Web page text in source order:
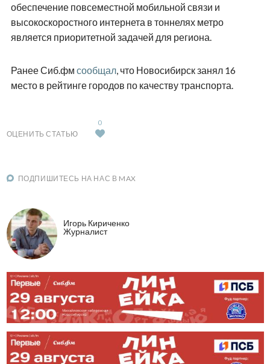
обеспечение повсеместной мобильной связи и
высокоскоростного интернета в тоннелях метро
является приоритетной задачей для региона.
Ранее Сиб.фм сообщал, что Новосибирск занял 16
место в рейтинге городов по качеству транспорта.
ОЦЕНИТЬ СТАТЬЮ
0
ПОДПИШИТЕСЬ НА НАС В MAX
Игорь Кириченко
Журналист